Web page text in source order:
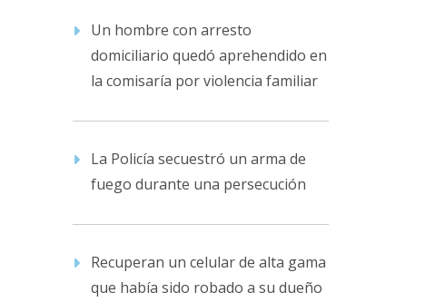
Un hombre con arresto
domiciliario quedó aprehendido en
la comisaría por violencia familiar
La Policía secuestró un arma de
fuego durante una persecución
Recuperan un celular de alta gama
que había sido robado a su dueño